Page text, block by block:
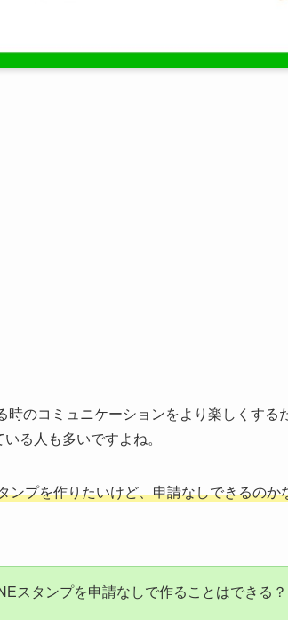
時のコミュニケーションをより楽しくす
る人も多いですよね。
ンプを作りたいけど、申請なしできるの
スタンプを申請なしで作ることはできる？